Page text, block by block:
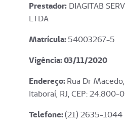
Prestador: DIAGITAB
LTDA
Matrícula:54003267-5
Vigência: 03/11/2020
Endereço:Rua Dr
Itaboraí, RJ, CEP: 24.800-
Telefone:(21) 2635-1044